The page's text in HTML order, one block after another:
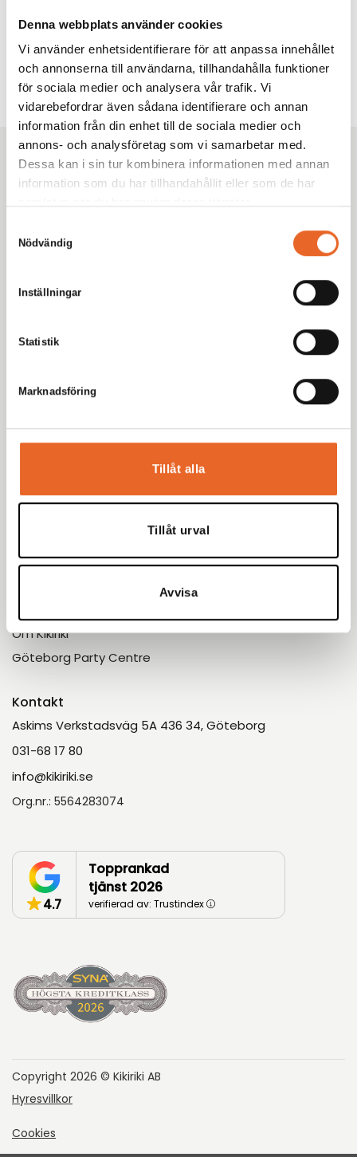
Denna webbplats använder cookies
Vi använder enhetsidentifierare för att anpassa innehållet
och annonserna till användarna, tillhandahålla funktioner
för sociala medier och analysera vår trafik. Vi
vidarebefordrar även sådana identifierare och annan
information från din enhet till de sociala medier och
annons- och analysföretag som vi samarbetar med.
Dessa kan i sin tur kombinera informationen med annan
information som du har tillhandahållit eller som de har
Nödvändig
Inställningar
Statistik
Marknadsföring
Tillåt alla
Tillåt urval
Avvisa
Bestickset Royal 4-p
4-delar
Bestickset Royal 6-p
6-delar
40,00
Kikiriki Partycenter
Sedan 1993 har vi hjälpt tusentals kunder i Göteborg
med omnejd med uthyrning av tält, möbler och porslin
till fester, bröllop och företagsevent. Tryggt. Proffsigt.
Enkelt.
Hyr produkter
Eventbloggen
Kundinformation
Om Kikiriki
Göteborg Party Centre
Kontakt
Askims Verkstadsväg 5A 436 34, Göteborg
031-68 17 80
info@kikiriki.se
Org.nr.: 5564283074
4.7
Topprankad
tjänst 2026
verifierad av: Trustindex
Copyright 2026 © Kikiriki AB
Hyresvillkor
Cookies